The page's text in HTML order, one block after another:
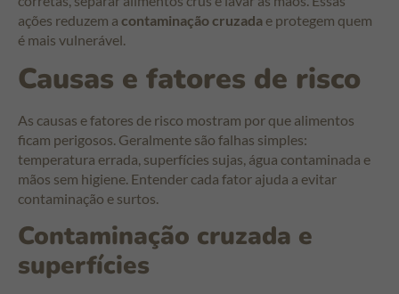
ações reduzem a contaminação cruzada e protegem quem
é mais vulnerável.
Causas e fatores de risco
As causas e fatores de risco mostram por que alimentos
ficam perigosos. Geralmente são falhas simples:
temperatura errada, superfícies sujas, água contaminada e
mãos sem higiene. Entender cada fator ajuda a evitar
contaminação e surtos.
Contaminação cruzada e
superfícies